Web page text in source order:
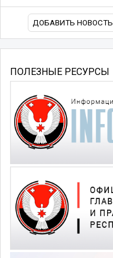
ДОБАВИТЬ НОВОСТЬ
ПОЛЕЗНЫЕ РЕСУРСЫ